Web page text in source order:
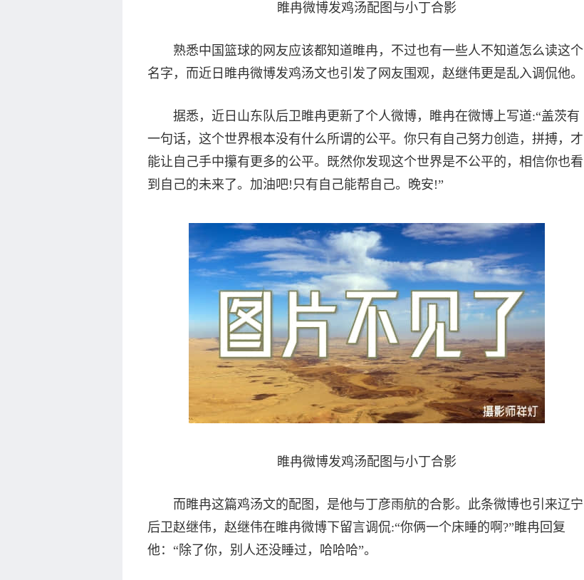
睢冉微博发鸡汤配图与小丁合影
熟悉中国篮球的网友应该都知道睢冉，不过也有一些人不知道怎么读这个
名字，而近日睢冉微博发鸡汤文也引发了网友围观，赵继伟更是乱入调侃他。
据悉，近日山东队后卫睢冉更新了个人微博，睢冉在微博上写道:“盖茨有
一句话，这个世界根本没有什么所谓的公平。你只有自己努力创造，拼搏，才
能让自己手中攥有更多的公平。既然你发现这个世界是不公平的，相信你也看
到自己的未来了。加油吧!只有自己能帮自己。晚安!”
睢冉微博发鸡汤配图与小丁合影
而睢冉这篇鸡汤文的配图，是他与丁彦雨航的合影。此条微博也引来辽宁
后卫赵继伟，赵继伟在睢冉微博下留言调侃:“你俩一个床睡的啊?”睢冉回复
他：“除了你，别人还没睡过，哈哈哈”。